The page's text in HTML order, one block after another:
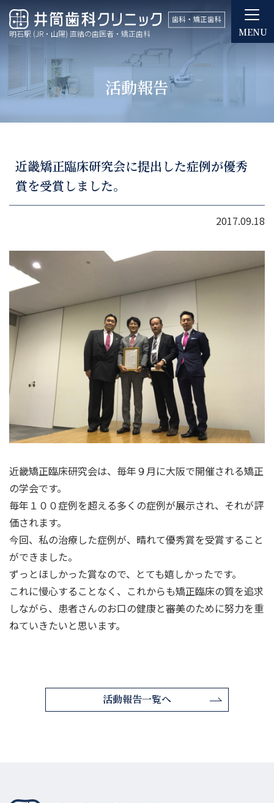
MENU
明石駅 (JR・山陽) 直結の歯医者・矯正歯科
活動報告
近畿矯正臨床研究会に提出した症例が優秀
賞を受賞しました。
2017.09.18
近畿矯正臨床研究会は、毎年９月に大阪で開催される矯正
の学会です。
毎年１００症例を超える多くの症例が展示され、それが評
価されます。
今回、私の治療した症例が、晴れて優秀賞を受賞すること
ができました。
ずっとほしかった賞なので、とても嬉しかったです。
これに慢心することなく、これからも矯正臨床の質を追求
しながら、患者さんのお口の健康と審美のために努力を重
ねていきたいと思います。
活動報告一覧へ